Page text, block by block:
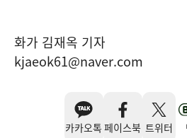
화가 김재옥 기자
kjaeok61@naver.com
카카오톡 페이스북 트위터